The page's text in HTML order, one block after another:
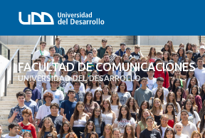
FACULTAD DE COMUNICACIONES
UNIVERSIDAD DEL DESARROLLO
FACULTAD DE COMUNICACIONES
INICIO
SOBRE LA FACULTAD